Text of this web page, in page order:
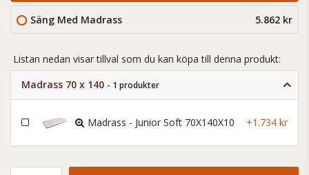
Säng Med Madrass 5.862 kr
Listan nedan visar tillval som du kan köpa till denna produkt:
Madrass 70 x 140 - 1 produkter
Madrass - Junior Soft 70X140X10 +1.734 kr